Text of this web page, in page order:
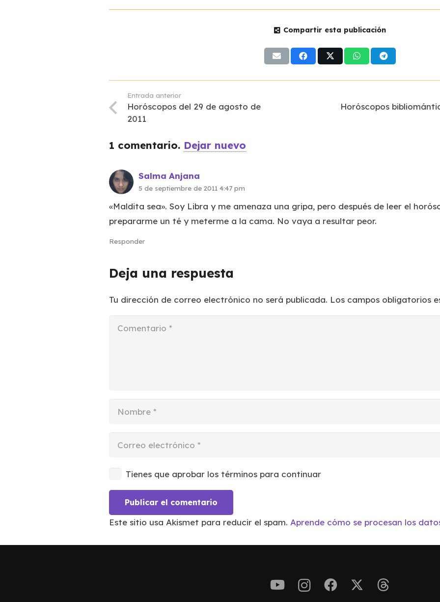
Compartir esta publicación
Entrada anterior
Horóscopos del 29 de agosto de
2011
Horóscopos
1 comentario. Dejar nuevo
Salma Anjana
5 de septiembre de 2011 4:47 pm
«Maldita sea». Soy Libra y me amenaza una gripa, pero después de leer el
prepararme un té y meterme a la cama. No vaya a resultar peor.
Responder
Deja una respuesta
Tu dirección de correo electrónico no será publicada. Los campos obligatorios
Tienes que aprobar los términos para continuar
Publicar el comentario
Este sitio usa Akismet para reducir el spam. Aprende cómo se procesan los